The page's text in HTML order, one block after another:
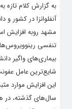
به گزارش کلام تازه
آنفلوانزا در کشور
مشهد روبه افزایش
تنفسی
بیماری‌های واگیر
شایع‌ترین عامل